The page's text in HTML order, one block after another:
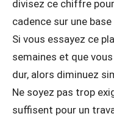
divisez ce chiffre
cadence sur une
Si vous essayez ce
semaines et que
dur, alors diminuez
Ne soyez pas trop
suffisent pour un